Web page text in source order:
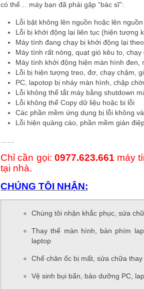
có thể… máy bạn đã phải gặp “bác sĩ”:
Lỗi bật không lên nguồn hoặc lên
Lỗi bị khởi động lại liên tục (hiện tượng
Máy tính đang chạy bị khởi động lại theo
Máy tính rất nóng, quạt gió kêu to,
Máy tính khởi động hiện màn hình đen,
Lỗi bị hiện tượng treo, đơ, chạy chậm,
PC, lapotop bị nháy màn hình, chập
Lỗi không thể tắt máy bằng shutdown
Lỗi không thể Copy dữ liệu hoặc bị lỗi
Các phần mềm ứng dụng bị lỗi không
Lỗi hiện quảng cáo, phần mềm gián
Chỉ cần gọi: 0977.623.661 máy
tại nhà.
CHÚNG TÔI NHẬN:
Chúng tôi nhận khắc phục, sửa
Thay thế màn hình, bàn phím
laptop
Chế chân ốc bị mất, sửa chữa
Vệ sinh bụi bẩn, bảo dưỡng PC,